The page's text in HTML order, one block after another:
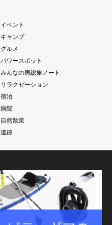
イベント
キャンプ
グルメ
パワースポット
みんなの房総旅ノート
リラクゼーション
宿泊
病院
自然散策
遺跡